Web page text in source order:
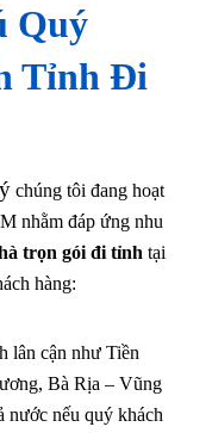
Quý
Tỉnh Đi
chúng tôi đang hoạt
nhằm đáp ứng nhu
trọn gói đi tỉnh tại
hàng:
lân cận như Tiền
Bà Rịa – Vũng
nước nếu quý khách